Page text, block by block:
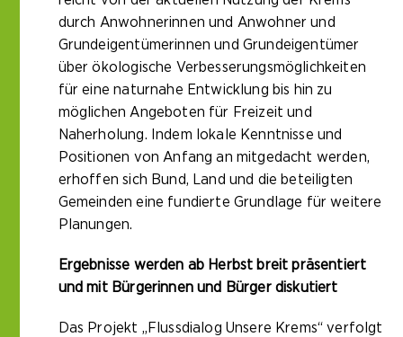
durch Anwohnerinnen und Anwohner und
Grundeigentümerinnen und Grundeigentümer
über ökologische Verbesserungsmöglichkeiten
für eine naturnahe Entwicklung bis hin zu
möglichen Angeboten für Freizeit und
Naherholung. Indem lokale Kenntnisse und
Positionen von Anfang an mitgedacht werden,
erhoffen sich Bund, Land und die beteiligten
Gemeinden eine fundierte Grundlage für weitere
Planungen.
Ergebnisse werden ab Herbst breit präsentiert
und mit Bürgerinnen und Bürger diskutiert
Das Projekt „Flussdialog Unsere Krems“ verfolgt